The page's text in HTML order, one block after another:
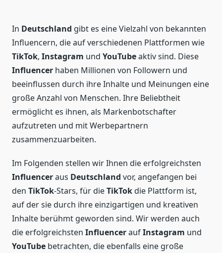
In Deutschland gibt es eine Vielzahl von bekannten
Influencern, die auf verschiedenen Plattformen wie
TikTok, Instagram und YouTubeaktiv sind. Diese
Influencer haben Millionen von Followern und
beeinflussen durch ihre Inhalte und Meinungen eine
große Anzahl von Menschen. Ihre Beliebtheit
ermöglicht es ihnen, als Markenbotschafter
aufzutreten und mit Werbepartnern
zusammenzuarbeiten.
Im Folgenden stellen wir Ihnen die erfolgreichsten
Influenceraus Deutschland vor, angefangen bei
den TikTok-Stars, für dieTikTokdie Plattform ist,
auf der sie durch ihre einzigartigen und kreativen
Inhalte berühmt geworden sind. Wir werden auch
die erfolgreichsten InfluenceraufInstagram und
YouTube betrachten, die ebenfalls eine große